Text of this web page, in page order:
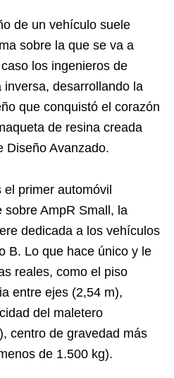
de un vehículo suele
sobre la que se va a
los ingenieros de
desarrollando la
que conquistó el corazón
de resina creada
Diseño Avanzado.
primer automóvil
AmpR Small, la
dedicada a los vehículos
B. Lo que hace único y le
reales, como el piso
entre ejes (2,54 m),
del maletero
centro de gravedad más
de 1.500 kg).